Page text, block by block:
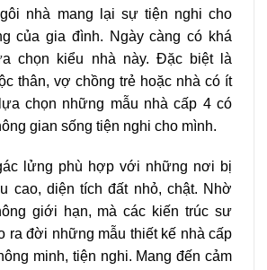
nhà mang lại sự tiện nghi cho
của gia đình. Ngày càng có khá
chọn kiểu nhà này. Đặc biệt là
thân, vợ chồng trẻ hoặc nhà có ít
chọn những mẫu nhà cấp 4 có
gian sống tiện nghi cho mình.
lửng phù hợp với những nơi bị
cao, diện tích đất nhỏ, chật. Nhờ
giới hạn, mà các kiến trúc sư
ra đời những mẫu thiết kế nhà cấp
minh, tiện nghi. Mang đến cảm